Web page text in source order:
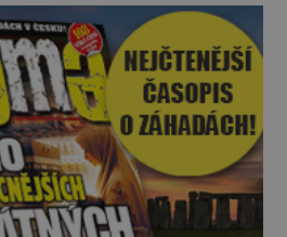
středověké Anglie a ani
letech není